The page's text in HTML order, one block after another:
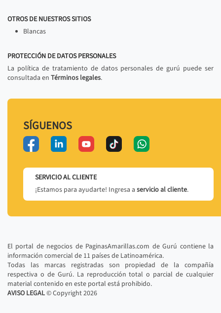
OTROS DE NUESTROS SITIOS
Blancas
PROTECCIÓN DE DATOS PERSONALES
La política de tratamiento de datos personales de gurú puede ser
consultada en Términos legales.
SÍGUENOS
SERVICIO AL CLIENTE
¡Estamos para ayudarte! Ingresa a servicio al cliente.
El portal de negocios de PaginasAmarillas.com de Gurú contiene la
información comercial de 11 países de Latinoamérica.
Todas las marcas registradas son propiedad de la compañía
respectiva o de Gurú. La reproducción total o parcial de cualquier
material contenido en este portal está prohibido.
AVISO LEGAL© Copyright2026